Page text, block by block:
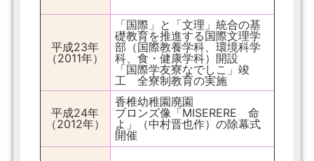
平成23年
（2011年）
「国際」と「文理」統合の基
礎教育を推進する国際文理学
部（国際教養学科、環境科学
科、食・健康学科）開設
「国際学友寮なでしこ」竣
工 全寮制教育の実施
平成24年
（2012年）
香椎幼稚園廃園
ブロンズ像「MISERERE 命
よ」（中村晋也作）の除幕式
開催